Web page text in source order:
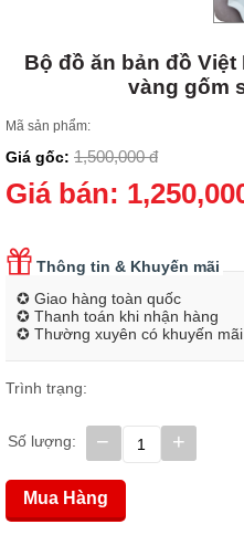
Bộ đồ ăn bản đồ
vàng gốm
Mã sản phẩm:
Giá gốc: 1,500,000 đ
Giá bán:
Thông tin & Khuyến mãi
✪ Giao hàng toàn quốc
✪ Thanh toán khi nhận hàng
✪ Thường xuyên có khuyến
Trình trạng:
Số lượng: +
−
Mua Hàng